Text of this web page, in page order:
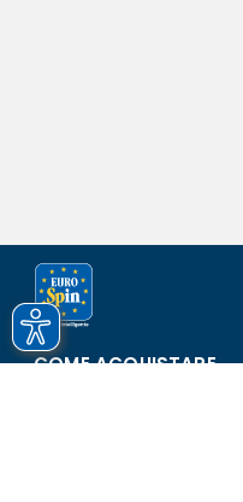
COME ACQUISTARE